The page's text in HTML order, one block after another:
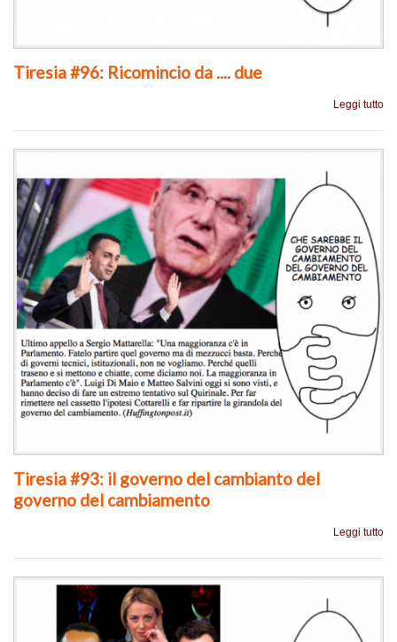
Tiresia #96: Ricomincio da .... due
Leggi tutto
Tiresia #93: il governo del cambianto del
governo del cambiamento
Leggi tutto